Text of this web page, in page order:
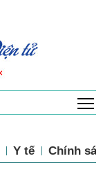
Y tế Chính